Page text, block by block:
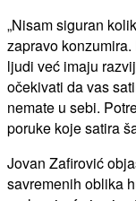
„Nisam siguran
zapravo
ljudi već imaju
očekivati da vas
nemate u sebi.
poruke koje satira
Jovan Zafirović
savremenih oblika